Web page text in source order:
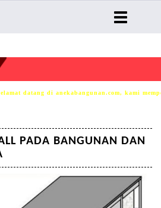
toggle
datang di anekabangunan.com, kami
PADA BANGUNAN DAN